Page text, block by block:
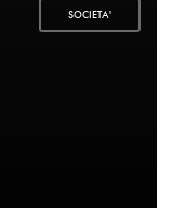
SOCIETA'